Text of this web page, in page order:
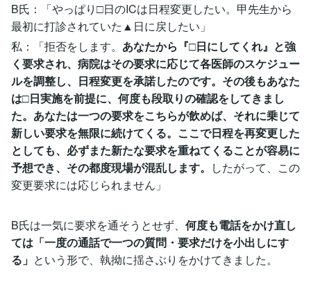
B氏：「やっぱり□日のICは日程変更したい。甲先生から
最初に打診されていた▲日に戻したい」
私：「拒否をします。 あなたから『□日にしてくれ』と強
く要求され、病院はその要求に応じて各医師のスケジュー
ルを調整し、日程変更を承諾したのです。その後もあなた
は□日実施を前提に、何度も段取りの確認をしてきまし
た。あなたは一つの要求をこちらが飲めば、それに乗じて
新しい要求を無限に続けてくる。ここで日程を再変更した
としても、必ずまた新たな要求を重ねてくることが容易に
予想でき、その都度現場が混乱します。 したがって、この
変更要求には応じられません」
B氏は一気に要求を通そうとせず、 何度も電話をかけ直し
ては「一度の通話で一つの質問・要求だけを小出しにす
る」 という形で、執拗に揺さぶりをかけてきました。